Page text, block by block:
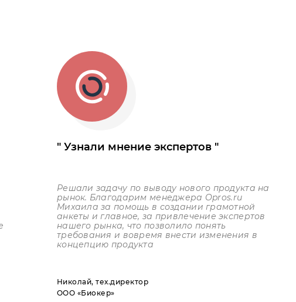
Узнали мнение экспертов
Решали задачу по выводу нового продукта на
рынок. Благодарим менеджера Opros.ru
Михаила за помощь в создании грамотной
анкеты и главное, за привлечение экспертов
нашего рынка, что позволило понять
требования и вовремя внести изменения в
концепцию продукта
Николай, тех.директор
ООО «Биокер»